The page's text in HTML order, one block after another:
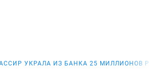
УКРАЛА ИЗ БАНКА 25 МИЛЛИОНОВ